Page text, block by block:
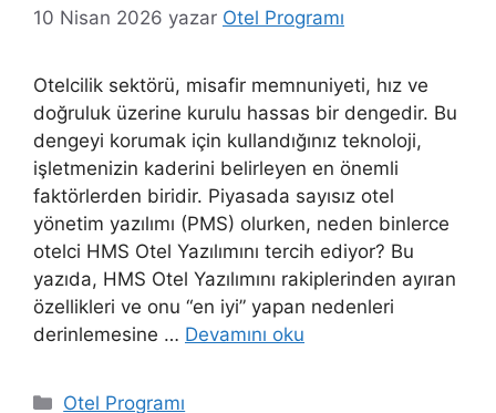
10 Nisan 2026 yazar Otel Programı
Otelcilik sektörü, misafir memnuniyeti, hız ve
doğruluk üzerine kurulu hassas bir dengedir. Bu
dengeyi korumak için kullandığınız teknoloji,
işletmenizin kaderini belirleyen en önemli
faktörlerden biridir. Piyasada sayısız otel
yönetim yazılımı (PMS) olurken, neden binlerce
otelci HMS Otel Yazılımını tercih ediyor? Bu
yazıda, HMS Otel Yazılımını rakiplerinden ayıran
özellikleri ve onu “en iyi” yapan nedenleri
derinlemesine … Devamını oku
Kategoriler
Otel Programı